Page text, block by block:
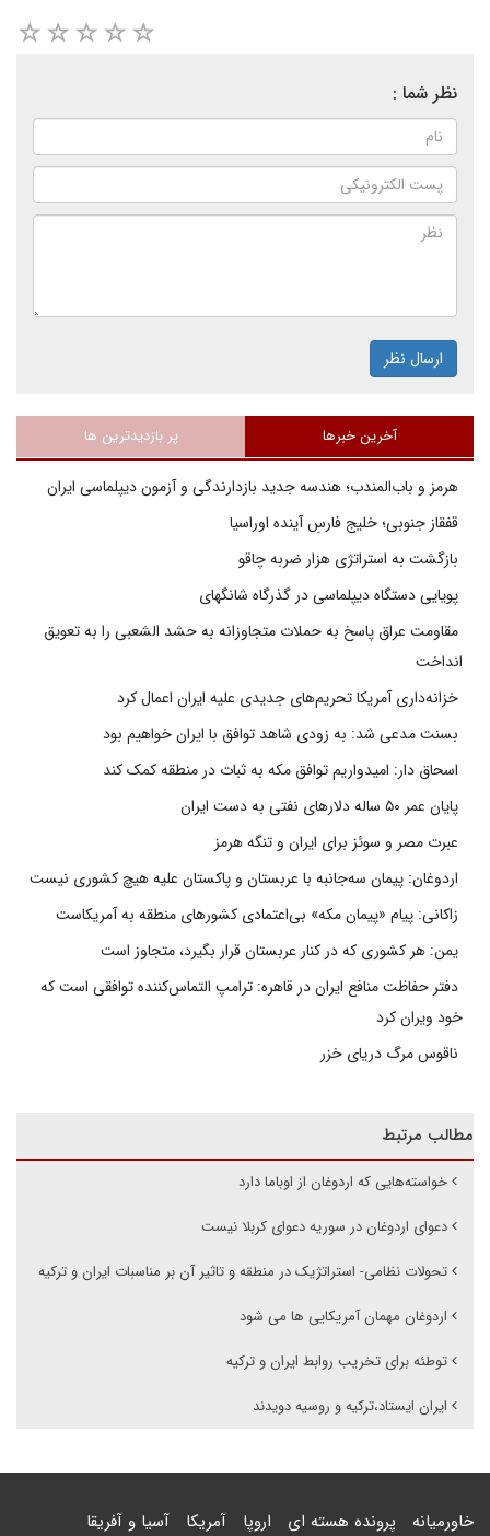
نظر شما :
ارسال نظر
آخرین خبرها پر بازدیدترین ها
هرمز و باب‌المندب؛ هندسه جدید بازدارندگی و آزمون دیپلماسی ایران
قفقاز جنوبی؛ خلیج فارسِ آینده اوراسیا
بازگشت به استراتژی هزار ضربه چاقو
پویایی دستگاه دیپلماسی در گذرگاه شانگهای
مقاومت عراق پاسخ به حملات متجاوزانه به حشد الشعبی را به تعویق
انداخت
خزانه‌داری آمریکا تحریم‌های جدیدی علیه ایران اعمال کرد
بسنت مدعی شد: به زودی شاهد توافق با ایران خواهیم بود
اسحاق دار: امیدواریم توافق مکه به ثبات در منطقه کمک کند
پایان عمر ۵۰ ساله دلارهای نفتی به دست ایران
عبرت مصر و سوئز برای ایران و تنگه هرمز
اردوغان: پیمان سه‌جانبه با عربستان و پاکستان علیه هیچ کشوری نیست
زاکانی: پیام «پیمان مکه» بی‌اعتمادی کشورهای منطقه به آمریکاست
یمن: هر کشوری که در کنار عربستان قرار بگیرد، متجاوز است
دفتر حفاظت منافع ایران در قاهره: ترامپ التماس‌کننده توافقی است که
خود ویران کرد
ناقوس مرگ دریای خزر
مطالب مرتبط
خواسته‌هایی که اردوغان از اوباما دارد
دعوای اردوغان در سوریه دعوای کربلا نیست
تحولات نظامی- استراتژیک در منطقه و تاثیر آن بر مناسبات ایران و ترکیه
اردوغان مهمان آمریکایی ها می شود
توطئه برای تخریب روابط ایران و ترکیه
ایران ایستاد،ترکیه و روسیه دویدند
خاورمیانه پرونده هسته ای اروپا آمریکا آسیا و آفریقا